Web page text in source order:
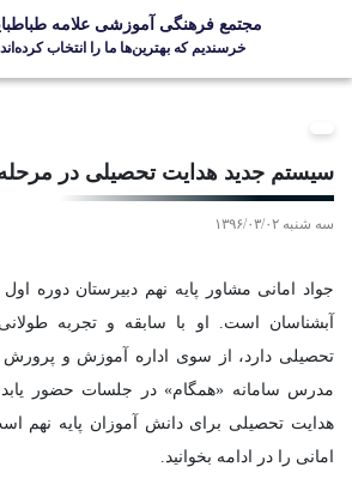
مجتمع فرهنگی آموزشی علامه
خرسندیم که بهترین‌ها ما را انتخاب کرده‌اند
مدارس
جشنواره ها
ارتباط با ما
Developed by Kavano Team 2016-18
سیستم جدید هدایت تحصیلی در
سه شنبه ۱۳۹۶/۰۳/۰۲
جواد امانی مشاور پایه نهم دبیرستان دوره
آبشناسان است. او با سابقه و تجربه
تحصیلی دارد، از سوی اداره آموزش و
مدرس سامانه «همگام» در جلسات حضور
هدایت تحصیلی برای دانش آموزان پایه
امانی را در ادامه بخوانید.